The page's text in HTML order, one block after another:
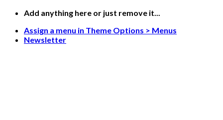
Skip
content
Add anything here or just remove it...
Assign a menu in Theme Options > Menus
Newsletter